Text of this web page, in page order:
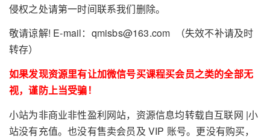
侵权之处请第一时间联系我们删除。
敬请谅解! E-mail：qmisbs@163.com （失效不补请及时
转存）
如果发现资源里有让加微信号买课程买会员之类的全部无
视，谨防上当受骗！
小站为非商业非性盈利网站，资源信息均转载自互联网 |小
站没有充值。也没有售卖会员及 VIP 账号。更没有购买，